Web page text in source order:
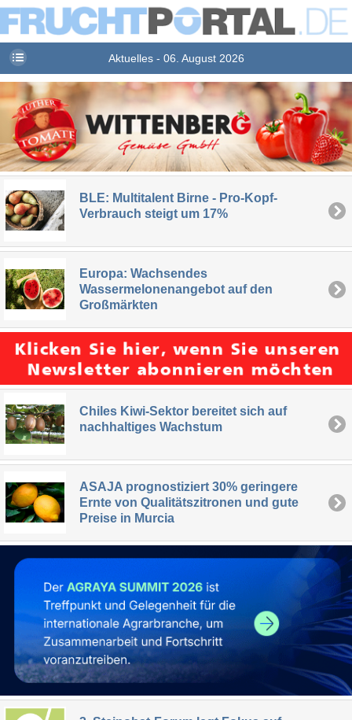
Aktuelles - 06. August 2026
BLE: Multitalent Birne - Pro-Kopf-
Verbrauch steigt um 17%
Europa: Wachsendes
Wassermelonenangebot auf den
Großmärkten
Chiles Kiwi-Sektor bereitet sich auf
nachhaltiges Wachstum
ASAJA prognostiziert 30% geringere
Ernte von Qualitätszitronen und gute
Preise in Murcia